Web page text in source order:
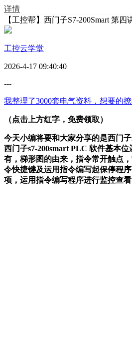
详情
【工控帮】西门子S7-200Smart 第
工控云学堂
2026-4-17 09:40:40
---
我整理了3000套电气资料，想要的
（点击上方红字 ，免费领取）
今天小编将要和大家分享的是西门子
西门子s7-200smart PLC 软件基本
有，梯形图的由来，指令常开触点
令快捷键及运用指令编写起保停程
项，运用指令编写程序进行监控查看